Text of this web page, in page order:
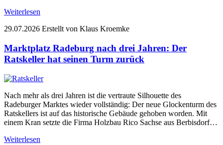
Weiterlesen
29.07.2026 Erstellt von Klaus Kroemke
Marktplatz Radeburg nach drei Jahren: Der
Ratskeller hat seinen Turm zurück
Nach mehr als drei Jahren ist die vertraute Silhouette des
Radeburger Marktes wieder vollständig: Der neue Glockenturm des
Ratskellers ist auf das historische Gebäude gehoben worden. Mit
einem Kran setzte die Firma Holzbau Rico Sachse aus Berbisdorf…
Weiterlesen